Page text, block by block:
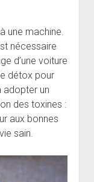
une machine.
nécessaire
d’une voiture
détox pour
adopter un
des toxines :
aux bonnes
sain.